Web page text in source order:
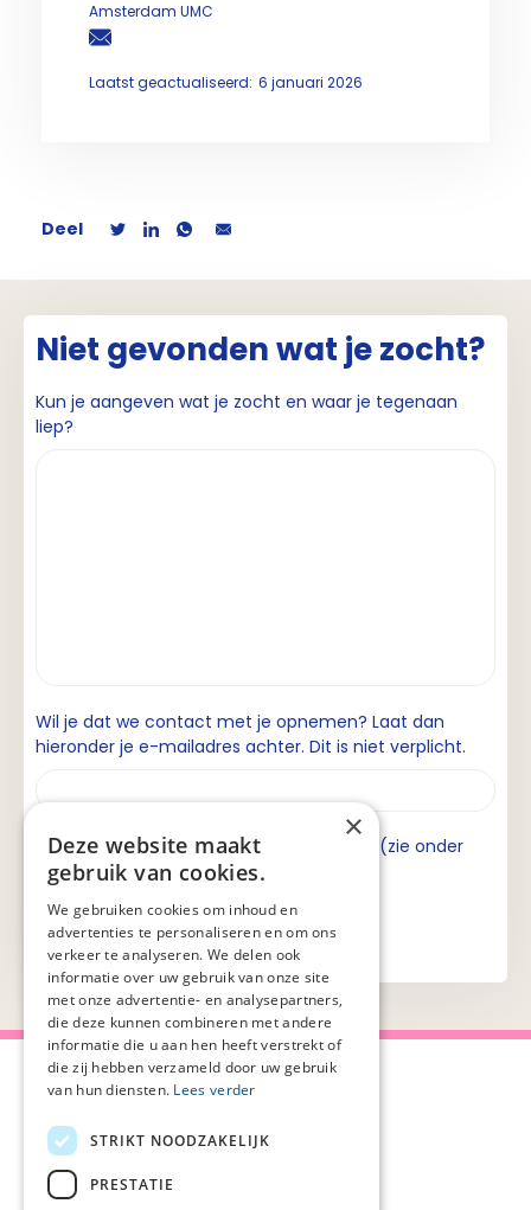
Amsterdam UMC
Laatst geactualiseerd: 6 januari 2026
Deel
Niet gevonden wat je zocht?
Kun je aangeven wat je zocht en waar je tegenaan
liep?
Wil je dat we contact met je opnemen? Laat dan
hieronder je e-mailadres achter. Dit is niet verplicht.
Ik ga akkoord met de privacyverklaring (zie onder
aan de pagina).
Over Palliaweb
Over PZNL
Privacyverklaring
×
Deze website maakt
gebruik van cookies.
We gebruiken cookies om inhoud en
advertenties te personaliseren en om ons
verkeer te analyseren. We delen ook
informatie over uw gebruik van onze site
met onze advertentie- en analysepartners,
die deze kunnen combineren met andere
informatie die u aan hen heeft verstrekt of
die zij hebben verzameld door uw gebruik
van hun diensten. Lees verder
STRIKT NOODZAKELIJK
PRESTATIE